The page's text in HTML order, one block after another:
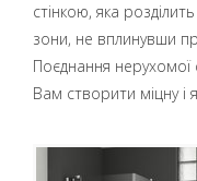
стінкою, яка
зони, не вплинувши
Поєднання нерухомої
Вам створити міцну і